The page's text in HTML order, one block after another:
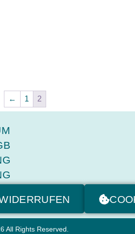
← 1 2
All Rights Reserved.